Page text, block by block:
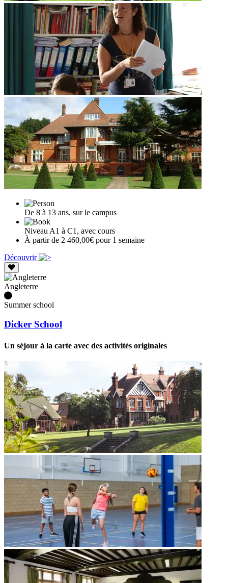
De 8 à 13 ans, sur le campus
Niveau A1 à C1, avec cours
À partir de 2 460,00€ pour 1 semaine
Découvrir
Angleterre
Summer school
Dicker School
Un séjour à la carte avec des activités originales